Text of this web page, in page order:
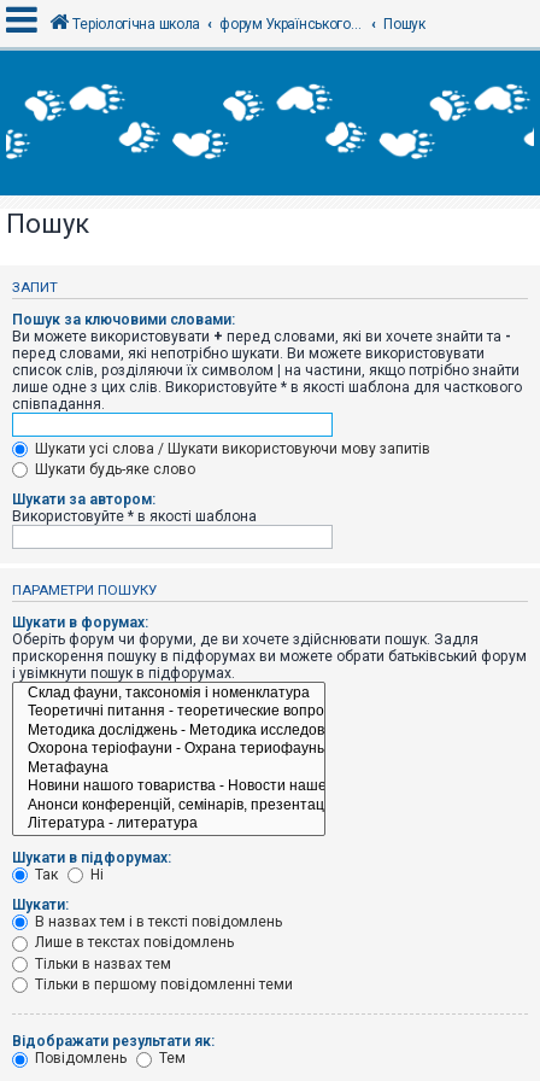
х
і
Р
с
р
а
ц
і
я
Т
е
м
и
б
і
п
о
в
і
д
в
н
т
е
м
и
о
ш
Теріологічна школа форум Українського теріологічного товариства Пошук
Пошук
ЗАПИТ
Пошук за ключовими словами:
Ви можете використовувати + перед словами, які ви хочете знайти та -
перед словами, які непотрібно шукати. Ви можете використовувати
список слів, розділяючи їх символом | на частини, якщо потрібно знайти
лише одне з цих слів. Використовуйте * в якості шаблона для часткового
співпадання.
Шукати усі слова / Шукати використовуючи мову запитів
Шукати будь-яке слово
Шукати за автором:
Використовуйте * в якості шаблона
ПАРАМЕТРИ ПОШУКУ
Шукати в форумах:
Оберіть форум чи форуми, де ви хочете здійснювати пошук. Задля
прискорення пошуку в підфорумах ви можете обрати батьківський форум
і увімкнути пошук в підфорумах.
Шукати в підфорумах:
Так
Ні
Шукати:
В назвах тем і в тексті повідомлень
Лише в текстах повідомлень
Тільки в назвах тем
Тільки в першому повідомленні теми
Відображати результати як:
Повідомлень
Тем